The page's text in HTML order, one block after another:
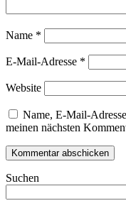
Name *
E-Mail-Adresse *
Website
Name, E-Mail-
meinen nächsten
Suchen